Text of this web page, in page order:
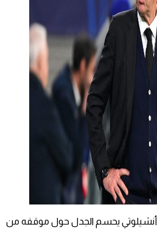
أنشيلوتي يحسم الجدل حول موقفه من